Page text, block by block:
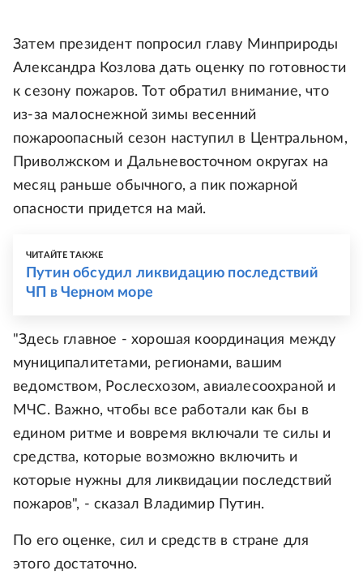
Затем президент попросил главу Минприроды
Александра Козлова дать оценку по готовности
к сезону пожаров. Тот обратил внимание, что
из-за малоснежной зимы весенний
пожароопасный сезон наступил в Центральном,
Приволжском и Дальневосточном округах на
месяц раньше обычного, а пик пожарной
опасности придется на май.
ЧИТАЙТЕ ТАКЖЕ
Путин обсудил ликвидацию последствий
ЧП в Черном море
"Здесь главное - хорошая координация между
муниципалитетами, регионами, вашим
ведомством, Рослесхозом, авиалесоохраной и
МЧС. Важно, чтобы все работали как бы в
едином ритме и вовремя включали те силы и
средства, которые возможно включить и
которые нужны для ликвидации последствий
пожаров", - сказал Владимир Путин.
По его оценке, сил и средств в стране для
этого достаточно.